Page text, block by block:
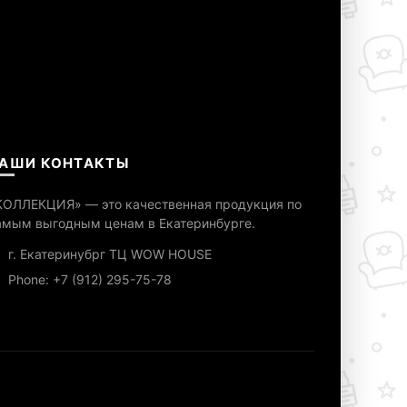
КОНТАКТЫ
— это качественная продукция по
выгодным ценам в Екатеринбурге.
г. Екатеринубрг ТЦ WOW HOUSE
Phone: +7 (912) 295-75-78